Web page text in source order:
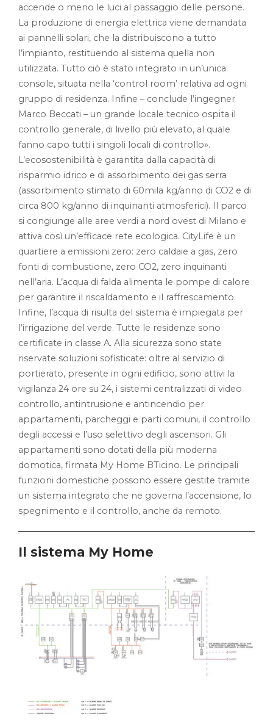
accende o meno le luci al passaggio delle persone.
La produzione di energia elettrica viene demandata
ai pannelli solari, che la distribuiscono a tutto
l’impianto, restituendo al sistema quella non
utilizzata. Tutto ciò è stato integrato in un’unica
console, situata nella ‘control room’ relativa ad ogni
gruppo di residenza. Infine – conclude l’ingegner
Marco Beccati – un grande locale tecnico ospita il
controllo generale, di livello più elevato, al quale
fanno capo tutti i singoli locali di controllo».
L’ecosostenibilità è garantita dalla capacità di
risparmio idrico e di assorbimento dei gas serra
(assorbimento stimato di 60mila kg/anno di CO2 e di
circa 800 kg/anno di inquinanti atmosferici). Il parco
si congiunge alle aree verdi a nord ovest di Milano e
attiva così un’efficace rete ecologica. CityLife è un
quartiere a emissioni zero: zero caldaie a gas, zero
fonti di combustione, zero CO2, zero inquinanti
nell’aria. L’acqua di falda alimenta le pompe di calore
per garantire il riscaldamento e il raffrescamento.
Infine, l’acqua di risulta del sistema è impiegata per
l’irrigazione del verde. Tutte le residenze sono
certificate in classe A. Alla sicurezza sono state
riservate soluzioni sofisticate: oltre al servizio di
portierato, presente in ogni edificio, sono attivi la
vigilanza 24 ore su 24, i sistemi centralizzati di video
controllo, antintrusione e antincendio per
appartamenti, parcheggi e parti comuni, il controllo
degli accessi e l’uso selettivo degli ascensori. Gli
appartamenti sono dotati della più moderna
domotica, firmata My Home BTicino. Le principali
funzioni domestiche possono essere gestite tramite
un sistema integrato che ne governa l’accensione, lo
spegnimento e il controllo, anche da remoto.
Il sistema My Home